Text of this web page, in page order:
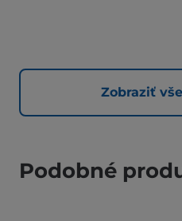
Zobraziť
Podobné